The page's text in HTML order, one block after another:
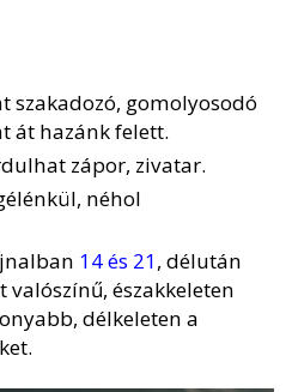
szakadozó, gomolyosodó
át hazánk felett.
zápor, zivatar.
néhol
14 és 21, délután
valószínű, északkeleten
délkeleten a